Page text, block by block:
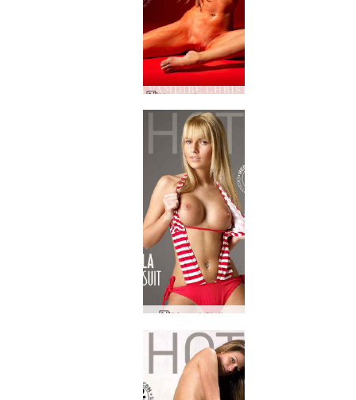
Χριστούγεννα βαμπίρ Kira
Μαγιό Stella